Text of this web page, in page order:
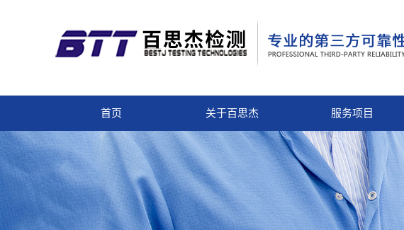
首页 关于百思杰 服务项目